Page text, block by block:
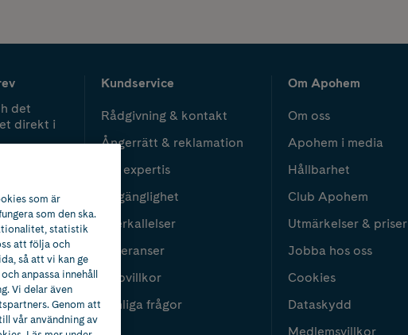
det
direkt i
Kundservice
Rådgivning & kontakt
Ångerrätt & reklamation
Vår expertis
Tillgänglighet
Återkallelser
Leveranser
Köpvillkor
Vanliga frågor
Om Apohem
Om oss
Apohem i media
Hållbarhet
Club Apohem
Utmärkelser & priser
Jobba hos oss
Cookies
Dataskydd
Medlemsvillkor
som är
som den ska.
statistik
att följa och
så att vi kan ge
anpassa innehåll
Vi delar även
Genom att
vår användning av